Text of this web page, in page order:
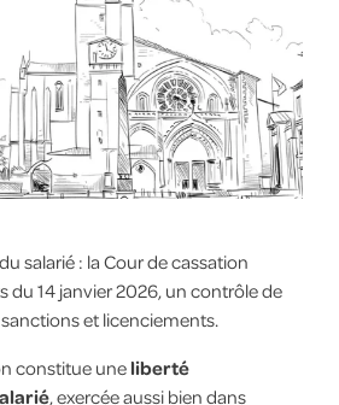
salarié : la Cour de cassation
du 14 janvier 2026, un contrôle de
et licenciements.
constitue une liberté
, exercée aussi bien dans